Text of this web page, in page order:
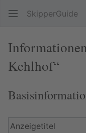
SkipperGuide
Kehlhof“
Anzeigetitel